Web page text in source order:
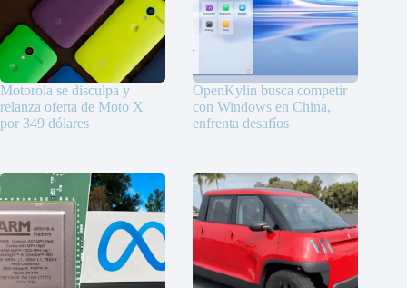
Motorola se disculpa y
relanza oferta de Moto X
por 349 dólares
OpenKylin busca competir
con Windows en China,
enfrenta desafíos